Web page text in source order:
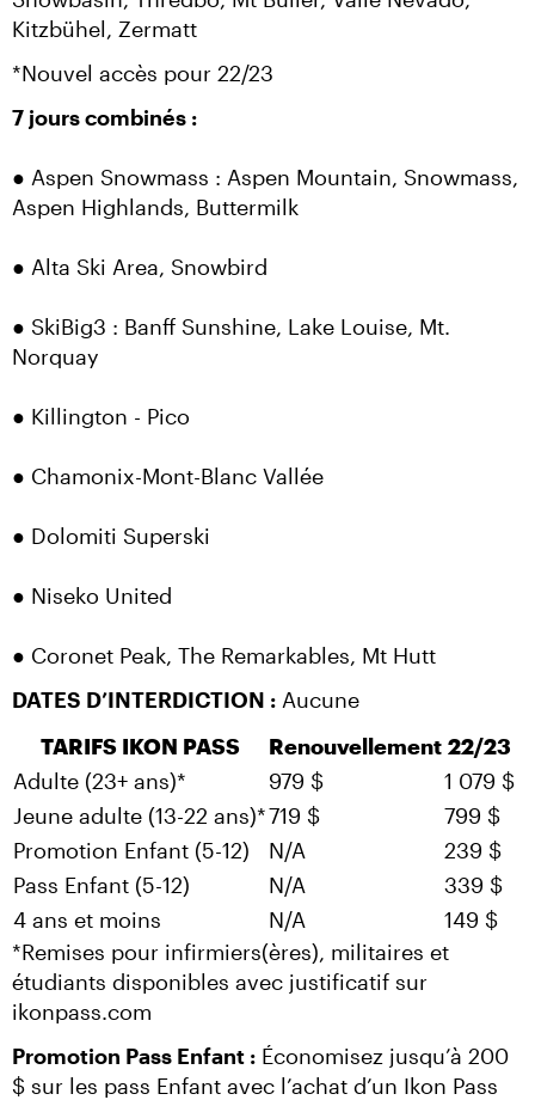
Kitzbühel, Zermatt
*Nouvel accès pour 22/23
7 jours combinés :
● Aspen Snowmass : Aspen Mountain, Snowmass,
Aspen Highlands, Buttermilk
● Alta Ski Area, Snowbird
● SkiBig3 : Banff Sunshine, Lake Louise, Mt.
Norquay
● Killington - Pico
● Chamonix-Mont-Blanc Vallée
● Dolomiti Superski
● Niseko United
● Coronet Peak, The Remarkables, Mt Hutt
DATES D’INTERDICTION : Aucune
TARIFS IKON PASS
Renouvellement 22/23
Adulte (23+ ans)*
979 $
1 079 $
Jeune adulte (13-22 ans)*719 $
799 $
Promotion Enfant (5-12)
N/A
239 $
Pass Enfant (5-12)
N/A
339 $
4 ans et moins
N/A
149 $
*Remises pour infirmiers(ères), militaires et
étudiants disponibles avec justificatif sur
ikonpass.com
Promotion Pass Enfant : Économisez jusqu’à 200
$ sur les pass Enfant avec l’achat d’un Ikon Pass